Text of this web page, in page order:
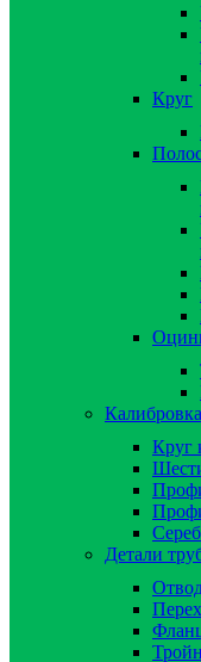
Круг
Круг
Детали